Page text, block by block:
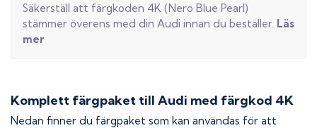
Säkerställ att färgkoden 4K (Nero Blue Pearl)
stämmer överens med din Audi innan du beställer. Läs
mer
Komplett färgpaket till Audi med färgkod 4K
Nedan finner du färgpaket som kan användas för att